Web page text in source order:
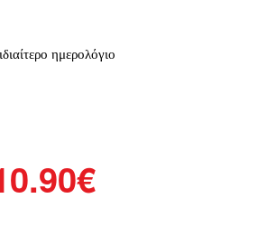
ημερολόγιο
price
€Η
τρέχουσα